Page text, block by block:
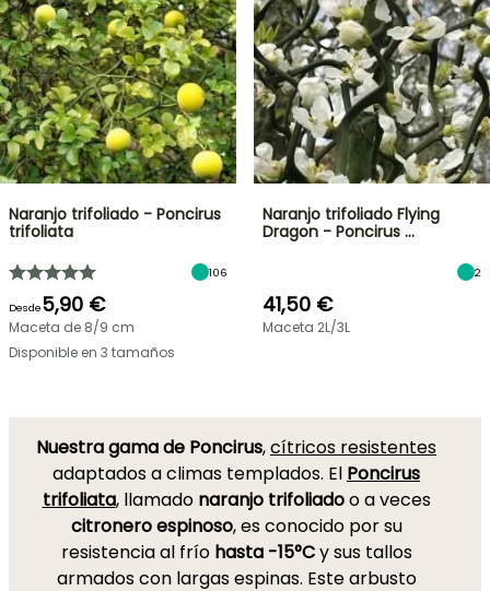
Naranjo trifoliado - Poncirus
trifoliata
106
Desde5,90 €
Maceta de 8/9 cm
Disponible en 3 tamaños
Naranjo trifoliado Flying
Dragon - Poncirus …
2
41,50 €
Maceta 2L/3L
Nuestra gama de Poncirus,cítricos resistentes
adaptados a climas templados. El Poncirus
trifoliata, llamado naranjo trifoliadoo a veces
citronero espinoso, es conocido por su
resistencia al frío hasta -15°Cy sus tallos
armados con largas espinas. Este arbusto